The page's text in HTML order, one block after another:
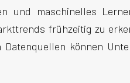
und maschinelles
frühzeitig zu
können